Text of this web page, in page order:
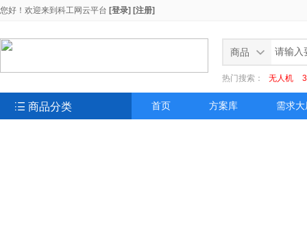
您好！欢迎来到 科工网云平台 [登录] [注册]
商品
热门搜索： 无人机
首页 方案库 需求大
 商品分类